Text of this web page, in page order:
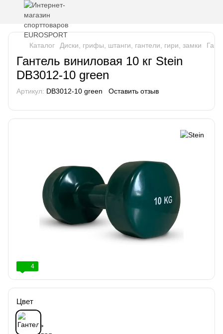
Каталог Диски, грифы, штанги, гантели, гири, замки
Гантель виниловая 10 кг Stein
DB3012-10 green
Артикул: DB3012-10 green Оставить отзыв
4
Цвет